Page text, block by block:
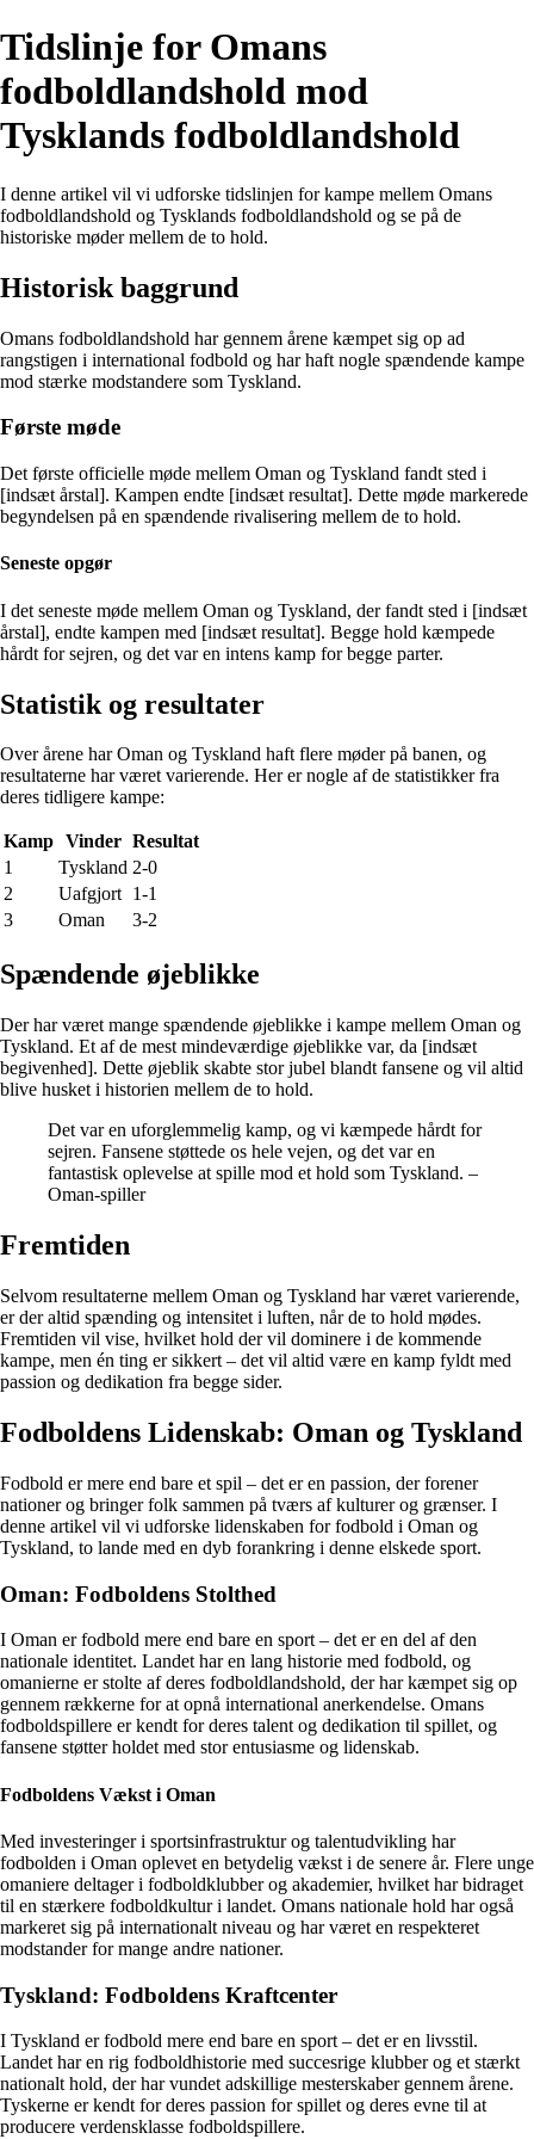
Tidslinje for Omans
fodboldlandshold mod
Tysklands fodboldlandshold
I denne artikel vil vi udforske tidslinjen for kampe mellem Omans
fodboldlandshold og Tysklands fodboldlandshold og se på de
historiske møder mellem de to hold.
Historisk baggrund
Omans fodboldlandshold har gennem årene kæmpet sig op ad
rangstigen i international fodbold og har haft nogle spændende kampe
mod stærke modstandere som Tyskland.
Første møde
Det første officielle møde mellem Oman og Tyskland fandt sted i
[indsæt årstal]. Kampen endte [indsæt resultat]. Dette møde markerede
begyndelsen på en spændende rivalisering mellem de to hold.
Seneste opgør
I det seneste møde mellem Oman og Tyskland, der fandt sted i [indsæt
årstal], endte kampen med [indsæt resultat]. Begge hold kæmpede
hårdt for sejren, og det var en intens kamp for begge parter.
Statistik og resultater
Over årene har Oman og Tyskland haft flere møder på banen, og
resultaterne har været varierende. Her er nogle af de statistikker fra
deres tidligere kampe:
Kamp Vinder Resultat
1
Tyskland 2-0
2
Uafgjort 1-1
3
Oman 3-2
Spændende øjeblikke
Der har været mange spændende øjeblikke i kampe mellem Oman og
Tyskland. Et af de mest mindeværdige øjeblikke var, da [indsæt
begivenhed]. Dette øjeblik skabte stor jubel blandt fansene og vil altid
blive husket i historien mellem de to hold.
Det var en uforglemmelig kamp, og vi kæmpede hårdt for
sejren. Fansene støttede os hele vejen, og det var en
fantastisk oplevelse at spille mod et hold som Tyskland. –
Oman-spiller
Fremtiden
Selvom resultaterne mellem Oman og Tyskland har været varierende,
er der altid spænding og intensitet i luften, når de to hold mødes.
Fremtiden vil vise, hvilket hold der vil dominere i de kommende
kampe, men én ting er sikkert – det vil altid være en kamp fyldt med
passion og dedikation fra begge sider.
Fodboldens Lidenskab: Oman og Tyskland
Fodbold er mere end bare et spil – det er en passion, der forener
nationer og bringer folk sammen på tværs af kulturer og grænser. I
denne artikel vil vi udforske lidenskaben for fodbold i Oman og
Tyskland, to lande med en dyb forankring i denne elskede sport.
Oman: Fodboldens Stolthed
I Oman er fodbold mere end bare en sport – det er en del af den
nationale identitet. Landet har en lang historie med fodbold, og
omanierne er stolte af deres fodboldlandshold, der har kæmpet sig op
gennem rækkerne for at opnå international anerkendelse. Omans
fodboldspillere er kendt for deres talent og dedikation til spillet, og
fansene støtter holdet med stor entusiasme og lidenskab.
Fodboldens Vækst i Oman
Med investeringer i sportsinfrastruktur og talentudvikling har
fodbolden i Oman oplevet en betydelig vækst i de senere år. Flere unge
omaniere deltager i fodboldklubber og akademier, hvilket har bidraget
til en stærkere fodboldkultur i landet. Omans nationale hold har også
markeret sig på internationalt niveau og har været en respekteret
modstander for mange andre nationer.
Tyskland: Fodboldens Kraftcenter
I Tyskland er fodbold mere end bare en sport – det er en livsstil.
Landet har en rig fodboldhistorie med succesrige klubber og et stærkt
nationalt hold, der har vundet adskillige mesterskaber gennem årene.
Tyskerne er kendt for deres passion for spillet og deres evne til at
producere verdensklasse fodboldspillere.